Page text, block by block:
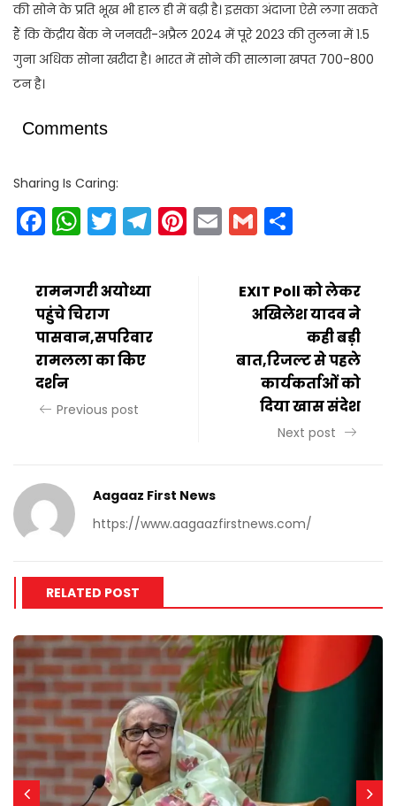
की सोने के प्रति भूख भी हाल ही में बढ़ी है। इसका अंदाजा ऐसे लगा सकते
हैं कि केंद्रीय बैंक ने जनवरी-अप्रैल 2024 में पूरे 2023 की तुलना में 1.5
गुना अधिक सोना खरीदा है। भारत में सोने की सालाना खपत 700-800
टन है।
Comments
Sharing Is Caring:
Facebook
WhatsApp
Twitter
Telegram
Pinterest
EmailGmail
रामनगरी अयोध्या
पहुंचे चिराग
पासवान,सपरिवार
रामलला का किए
दर्शन
Previous post
EXIT Poll को लेकर
अखिलेश यादव ने
कही बड़ी
बात,रिजल्ट से पहले
कार्यकर्ताओं को
दिया खास संदेश
Next post
Aagaaz First News
https://www.aagaazfirstnews.com/
RELATED POST